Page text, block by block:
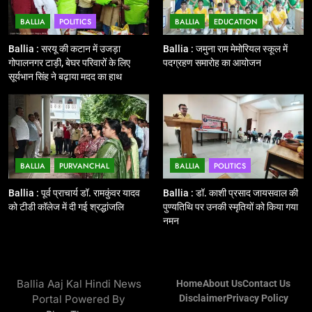
12
Ballia : बलिया रेलवे स्टेशन का अपर
महाप्रबंधक ने किया निरीक्षण
BALLIA
13
Ballia : त्यौहारों पर शांति व्यवस्था को
लेकर पुलिस ने किया रूट मार्च
BALLIA NATIONAL
14
15
BALLIA POLITICS
Ballia : सरयू की कटान में उजड़ा
गोपालनगर टाड़ी, बेघर परिवारों के लिए
सूर्यभान सिंह ने बढ़ाया मदद का हाथ
BALLIA EDUCATION
Ballia : जमुना राम मेमोरियल स्कूल में
पदग्रहण समारोह का आयोजन
BALLIA PURVANCHAL
Ballia : पूर्व प्राचार्य डॉ. रामकुंवर यादव
को टीडी कॉलेज में दी गई श्रद्धांजलि
BALLIA POLITICS
Ballia : डॉ. काशी प्रसाद जायसवाल की
पुण्यतिथि पर उनकी स्मृतियों को किया गया
नमन
Ballia Aaj Kal Hindi News
Portal Powered By
HomeAbout UsContact Us
DisclaimerPrivacy Policy